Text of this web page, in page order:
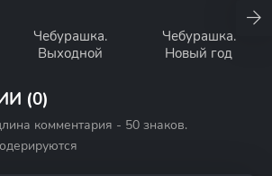
Чебурашка.
Выходной
Чебурашка.
Новый год
(0)
комментария - 50 знаков.